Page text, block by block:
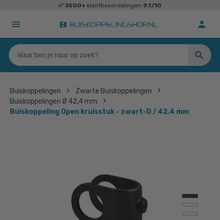
✅ 3500+ klantbeoordelingen 9.1/10
Buiskoppelingen
Zwarte Buiskoppelingen
Buiskoppelingen Ø 42,4 mm
Buiskoppeling Open kruisstuk - zwart-D / 42,4 mm